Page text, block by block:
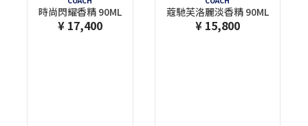
時尚閃耀香精 90ML
¥ 17,400
蔻馳芙洛麗淡香精 90ML
¥ 15,800